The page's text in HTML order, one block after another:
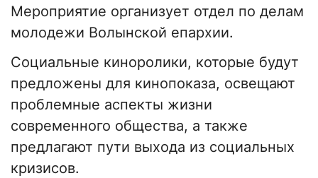
Мероприятие организует отдел по делам
молодежи Волынской епархии.
Социальные киноролики, которые будут
предложены для кинопоказа, освещают
проблемные аспекты жизни
современного общества, а также
предлагают пути выхода из социальных
кризисов.